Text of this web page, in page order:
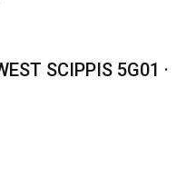
SCIPPIS 5G01 ·